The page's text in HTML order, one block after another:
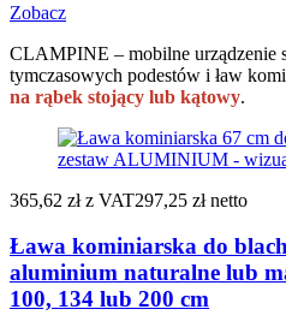
Zobacz
CLAMPINE – mobilne urządzenie
tymczasowych podestów i ław
na rąbek stojący lub kątowy.
365,62 zł z VAT297,25 zł netto
Ława kominiarska do
aluminium naturalne lub
100, 134 lub 200 cm